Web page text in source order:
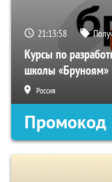
21:13:57
Курсы по
школы «Бруноям»
Россия
Промокод